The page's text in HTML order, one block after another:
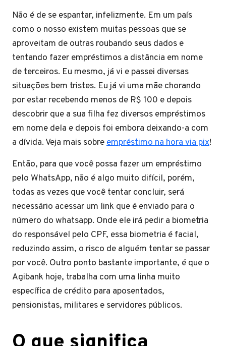
Não é de se espantar, infelizmente. Em um país
como o nosso existem muitas pessoas que se
aproveitam de outras roubando seus dados e
tentando fazer empréstimos a distância em nome
de terceiros. Eu mesmo, já vi e passei diversas
situações bem tristes. Eu já vi uma mãe chorando
por estar recebendo menos de R$ 100 e depois
descobrir que a sua filha fez diversos empréstimos
em nome dela e depois foi embora deixando-a com
a dívida. Veja mais sobreempréstimo na hora via pix!
Então, para que você possa fazer um empréstimo
pelo WhatsApp, não é algo muito difícil, porém,
todas as vezes que você tentar concluir, será
necessário acessar um link que é enviado para o
número do whatsapp. Onde ele irá pedir a biometria
do responsável pelo CPF, essa biometria é facial,
reduzindo assim, o risco de alguém tentar se passar
por você. Outro ponto bastante importante, é que o
Agibank hoje, trabalha com uma linha muito
específica de crédito para aposentados,
pensionistas, militares e servidores públicos.